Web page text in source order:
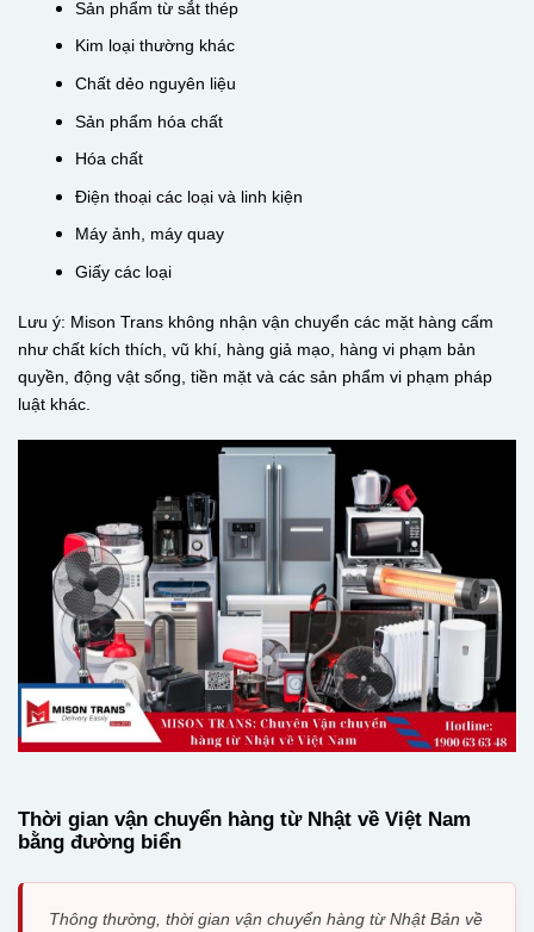
Sản phẩm từ sắt thép
Kim loại thường khác
Chất dẻo nguyên liệu
Sản phẩm hóa chất
Hóa chất
Điện thoại các loại và linh kiện
Máy ảnh, máy quay
Giấy các loại
Lưu ý: Mison Trans không nhận vận chuyển các mặt hàng cấm
như chất kích thích, vũ khí, hàng giả mạo, hàng vi phạm bản
quyền, động vật sống, tiền mặt và các sản phẩm vi phạm pháp
luật khác.
Thời gian vận chuyển hàng từ Nhật về Việt Nam
bằng đường biển
Thông thường, thời gian vận chuyển hàng từ Nhật Bản về